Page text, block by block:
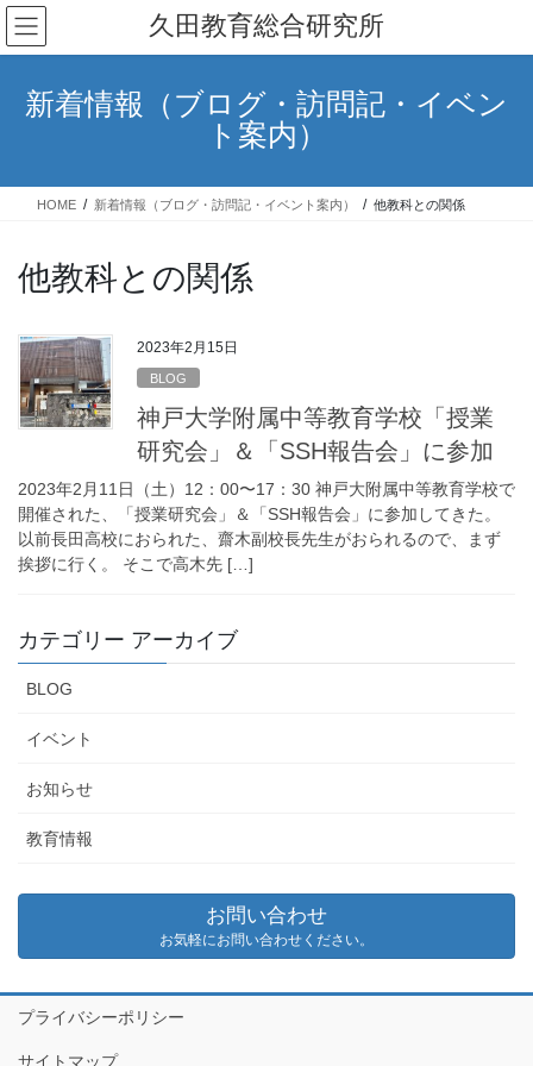
コ
ン
テ
キ
ナ
ビ
ゲ
に
久田教育総合研究所
新着情報（ブログ・訪問記・イベン
ト案内）
HOME 新着情報（ブログ・訪問記・イベント案内） 他教科との関係
他教科との関係
2023年2月15日
BLOG
神戸大学附属中等教育学校「授業
研究会」＆「SSH報告会」に参加
2023年2月11日（土）12：00〜17：30 神戸大附属中等教育学校で
開催された、「授業研究会」＆「SSH報告会」に参加してきた。
以前長田高校におられた、齋木副校長先生がおられるので、まず
挨拶に行く。 そこで高木先 […]
カテゴリー アーカイブ
BLOG
イベント
お知らせ
教育情報
お問い合わせ
お気軽にお問い合わせください。
プライバシーポリシー
サイトマップ